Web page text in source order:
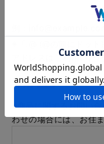
アドレスはご利用いた
内容
※商品に関するお問い
わせの場合には、お住